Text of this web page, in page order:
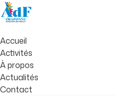
Accueil
Activités
À propos
Actualités
Contact